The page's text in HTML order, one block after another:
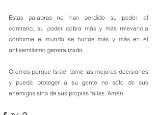
Estas palabras no han perdido su poder, al
contrario, su poder cobra más y más relevancia
conforme el mundo se hunde más y más en el
antisemitismo generalizado.
Oremos porque Israel tome las mejores decisiones
y pueda proteger a su gente no sólo de sus
enemigos sino de sus propias fallas. Amén.